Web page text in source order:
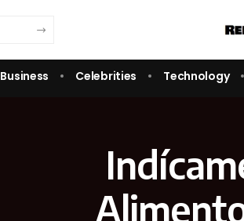
Business Celebrities Technology